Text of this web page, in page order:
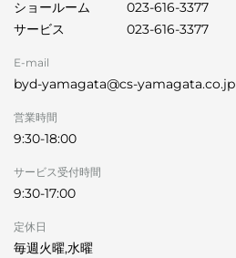
ショールーム
023-616-3377
サービス
023-616-3377
E-mail
byd-yamagata@cs-yamagata.co.jp
営業時間
9:30-18:00
サービス受付時間
9:30-17:00
定休日
毎週火曜,水曜